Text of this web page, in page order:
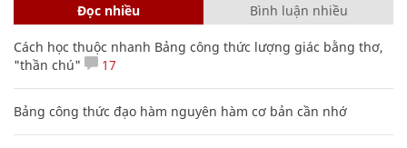
Đọc nhiều Bình luận nhiều
Cách học thuộc nhanh Bảng công thức lượng giác bằng thơ,
"thần chú"
17
Bảng công thức đạo hàm nguyên hàm cơ bản cần nhớ